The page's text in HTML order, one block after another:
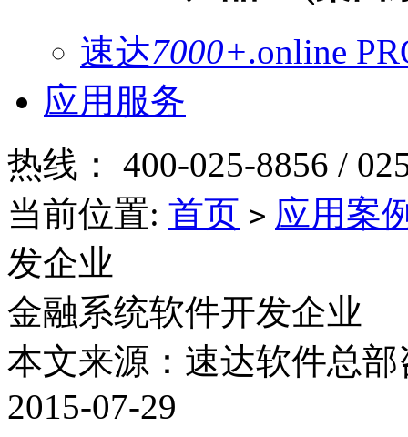
速达7000+.online
应用服务
热线： 400-025-8856 /
当前位置: 首页 > 应用案
发企业
金融系统软件开发企业
本文来源：速达软件总
2015-07-29